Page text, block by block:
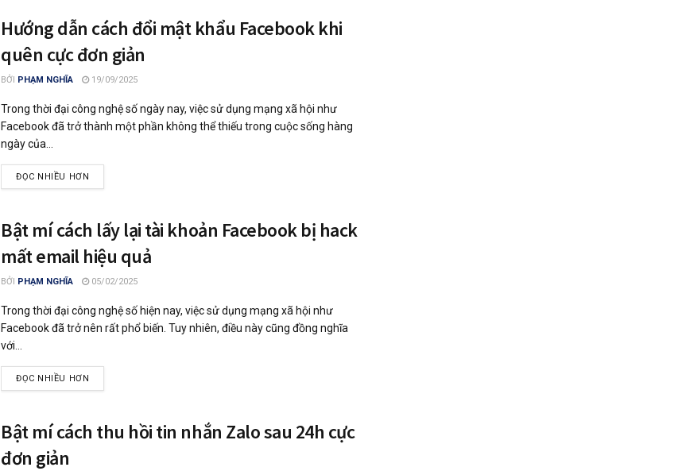
Hướng dẫn cách đổi mật khẩu Facebook khi
quên cực đơn giản
BỞI PHẠM NGHĨA 19/09/2025
Trong thời đại công nghệ số ngày nay, việc sử dụng mạng xã hội như
Facebook đã trở thành một phần không thể thiếu trong cuộc sống hàng
ngày của...
ĐỌC NHIỀU HƠN
Bật mí cách lấy lại tài khoản Facebook bị hack
mất email hiệu quả
BỞI PHẠM NGHĨA 05/02/2025
Trong thời đại công nghệ số hiện nay, việc sử dụng mạng xã hội như
Facebook đã trở nên rất phổ biến. Tuy nhiên, điều này cũng đồng nghĩa
với...
ĐỌC NHIỀU HƠN
Bật mí cách thu hồi tin nhắn Zalo sau 24h cực
đơn giản